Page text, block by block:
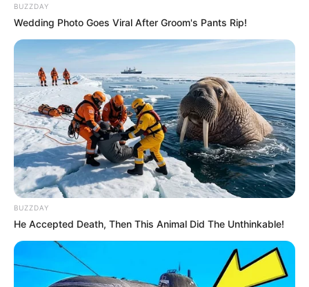
BUZZDAY
Wedding Photo Goes Viral After Groom's Pants Rip!
BUZZDAY
He Accepted Death, Then This Animal Did The Unthinkable!